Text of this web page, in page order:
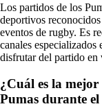
Los partidos de los
deportivos
eventos de rugby. Es
canales especializados
disfrutar del partido en
¿Cuál es la mejor
Pumas durante